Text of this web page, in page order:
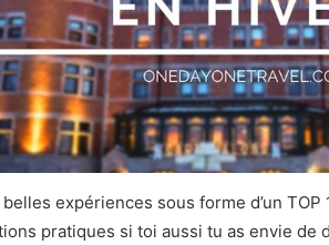
expériences sous forme d’un
pratiques si toi aussi tu as envie